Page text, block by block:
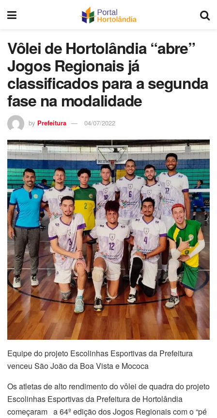
Vôlei de Hortolândia “abre”
Jogos Regionais já
classificados para a segunda
fase na modalidade
by Prefeitura 04/07/2022
Equipe do projeto Escolinhas Esportivas da Prefeitura
venceu São João da Boa Vista e Mococa
Os atletas de alto rendimento do vôlei de quadra do projeto
Escolinhas Esportivas da Prefeitura de Hortolândia
começaram a 64º edição dos Jogos Regionais com o “pé